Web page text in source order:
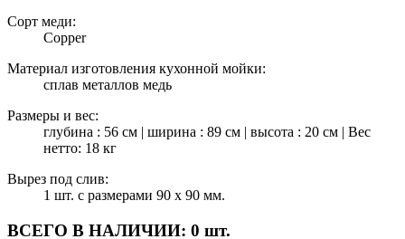
Сорт меди:
Copper
Материал изготовления кухонной мойки:
сплав металлов медь
Размеры и вес:
глубина : 56 см | ширина : 89 см | высота : 20 см | Вес
нетто: 18 кг
Вырез под слив:
1 шт. с размерами 90 х 90 мм.
ВСЕГО В НАЛИЧИИ: 0 шт.